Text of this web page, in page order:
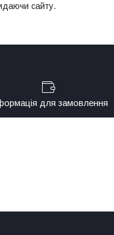
сайту.
для замовлення